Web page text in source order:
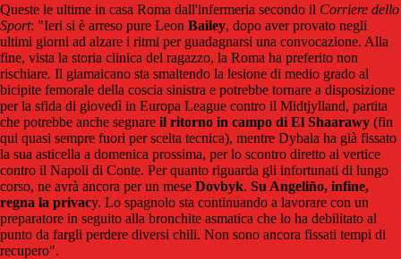
Queste le ultime in casa Roma dall'infermeria secondo il Corriere dello
Sport: "Ieri si è arreso pure Leon Bailey, dopo aver provato negli
ultimi giorni ad alzare i ritmi per guadagnarsi una convocazione. Alla
fine, vista la storia clinica del ragazzo, la Roma ha preferito non
rischiare. Il giamaicano sta smaltendo la lesione di medio grado al
bicipite femorale della coscia sinistra e potrebbe tornare a disposizione
per la sfida di giovedì in Europa League contro il Midtjylland, partita
che potrebbe anche segnare il ritorno in campo di El Shaarawy (fin
qui quasi sempre fuori per scelta tecnica), mentre Dybala ha già fissato
la sua asticella a domenica prossima, per lo scontro diretto al vertice
contro il Napoli di Conte. Per quanto riguarda gli infortunati di lungo
corso, ne avrà ancora per un mese Dovbyk. Su Angeliño, infine,
regna la privacy. Lo spagnolo sta continuando a lavorare con un
preparatore in seguito alla bronchite asmatica che lo ha debilitato al
punto da fargli perdere diversi chili. Non sono ancora fissati tempi di
recupero".